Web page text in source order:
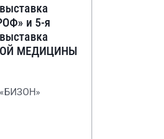
и 5-я
МЕДИЦИНЫ